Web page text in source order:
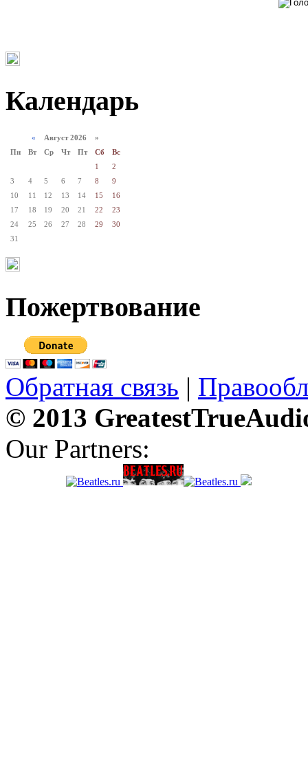
Календарь
« Август 2026 »
Пн
Вт Ср Чт Пт Сб
Вс
1
2
3
4 5 6 7 8
9
10
11 12 13 14 15
16
17
18 19 20 21 22
23
24
25 26 27 28 29
30
31
Пожертвование
Обратная связь |
© 2013
Our Partners: